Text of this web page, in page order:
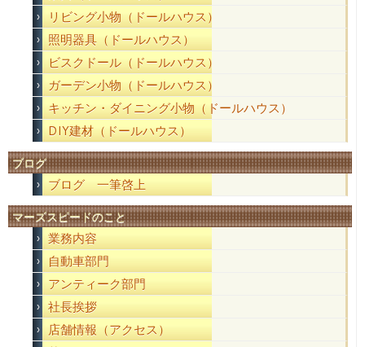
リビング小物（ドールハウス）
照明器具（ドールハウス）
ビスクドール（ドールハウス）
ガーデン小物（ドールハウス）
キッチン・ダイニング小物（ドールハウス）
DIY建材（ドールハウス）
ブログ
ブログ 一筆啓上
マーズスピードのこと
業務内容
自動車部門
アンティーク部門
社長挨拶
店舗情報（アクセス）